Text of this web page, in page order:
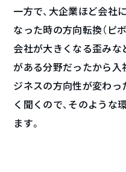
一方で、大企業ほど会社
なった時の方向転換（ピ
会社が大きくなる歪みな
がある分野だったから入
ジネスの方向性が変わっ
く聞くので、そのような
ます。